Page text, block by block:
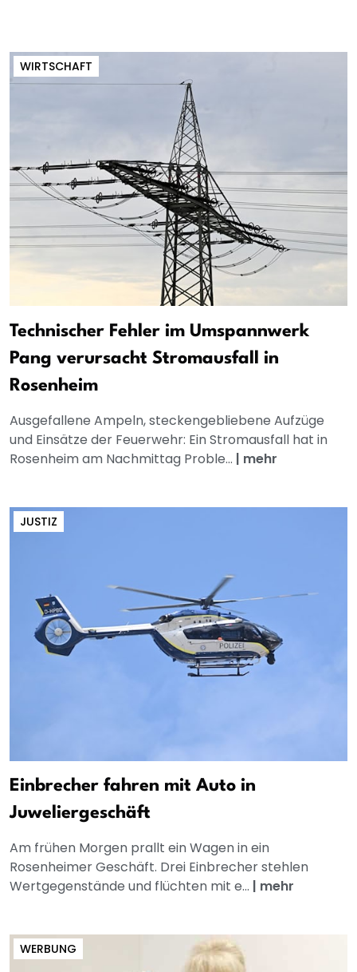
WIRTSCHAFT
Technischer Fehler im Umspannwerk
Pang verursacht Stromausfall in
Rosenheim
Ausgefallene Ampeln, steckengebliebene Aufzüge
und Einsätze der Feuerwehr: Ein Stromausfall hat in
Rosenheim am Nachmittag Proble... | mehr
JUSTIZ
Einbrecher fahren mit Auto in
Juweliergeschäft
Am frühen Morgen prallt ein Wagen in ein
Rosenheimer Geschäft. Drei Einbrecher stehlen
Wertgegenstände und flüchten mit e... | mehr
WERBUNG